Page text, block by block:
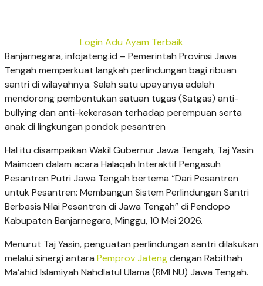
Login Adu Ayam Terbaik
Banjarnegara, infojateng.id – Pemerintah Provinsi Jawa
Tengah memperkuat langkah perlindungan bagi ribuan
santri di wilayahnya. Salah satu upayanya adalah
mendorong pembentukan satuan tugas (Satgas) anti-
bullying dan anti-kekerasan terhadap perempuan serta
anak di lingkungan pondok pesantren
Hal itu disampaikan Wakil Gubernur Jawa Tengah, Taj Yasin
Maimoen dalam acara Halaqah Interaktif Pengasuh
Pesantren Putri Jawa Tengah bertema “Dari Pesantren
untuk Pesantren: Membangun Sistem Perlindungan Santri
Berbasis Nilai Pesantren di Jawa Tengah” di Pendopo
Kabupaten Banjarnegara, Minggu, 10 Mei 2026.
Menurut Taj Yasin, penguatan perlindungan santri dilakukan
melalui sinergi antara Pemprov Jatengdengan Rabithah
Ma’ahid Islamiyah Nahdlatul Ulama (RMI NU) Jawa Tengah.